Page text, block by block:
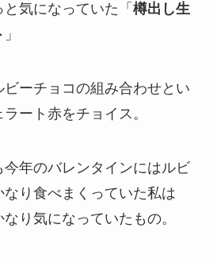
気になっていた「 樽出し生
」
ビーチョコの組み合わせとい
ート赤をチョイス。
今年のバレンタインにはルビ
り食べまくっていた私は
り気になっていたもの。